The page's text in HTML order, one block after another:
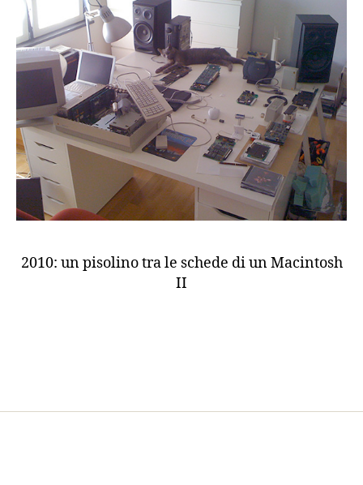
2010: un pisolino tra le schede di un Macintosh
II